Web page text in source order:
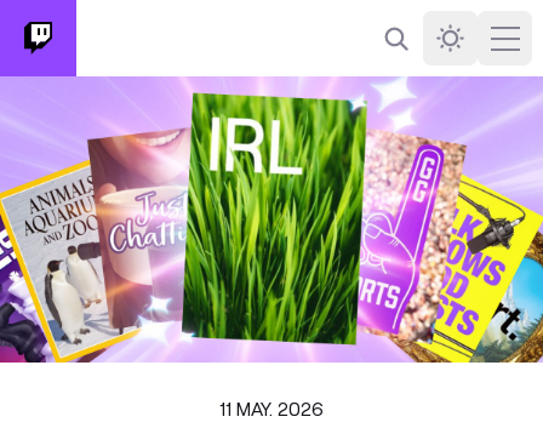
Buscar Darkmode
11 MAY. 2026